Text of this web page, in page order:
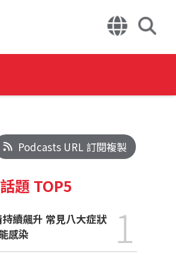
Podcasts URL 訂閱複製
題 TOP5
感染
1